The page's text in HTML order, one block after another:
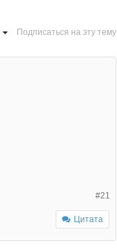
Подписаться на эту тему
#21
Цитата